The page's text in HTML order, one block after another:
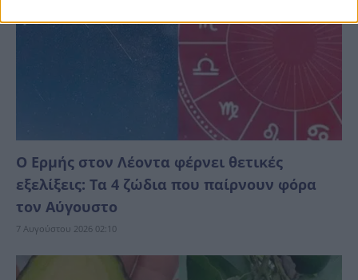
Ο Ερμής στον Λέοντα φέρνει θετικές
εξελίξεις: Τα 4 ζώδια που παίρνουν φόρα
τον Αύγουστο
7 Αυγούστου 2026 02:10